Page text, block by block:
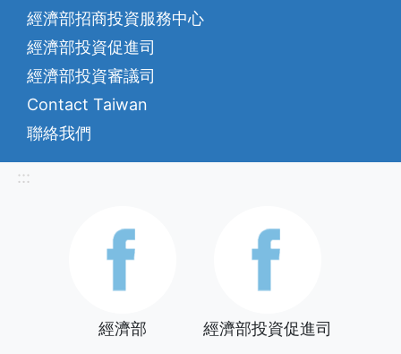
經濟部招商投資服務中心
經濟部投資促進司
經濟部投資審議司
Contact Taiwan
聯絡我們
:::
經濟部 經濟部投資促進司